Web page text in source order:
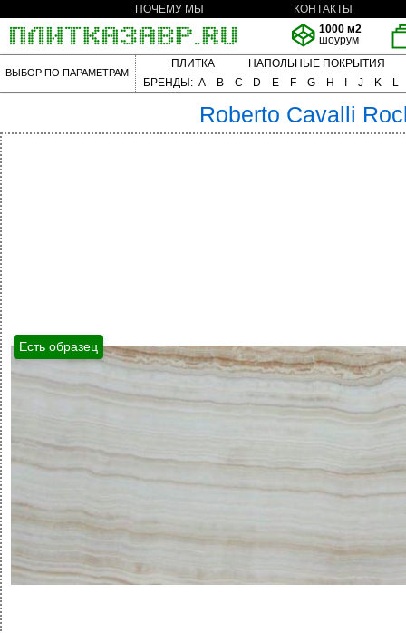
ПОЧЕМУ МЫ
КОНТАКТЫ
1000 м2
шоурум
ВЫБОР ПО ПАРАМЕТРАМ
ПЛИТКА
НАПОЛЬНЫЕ ПОКРЫТИЯ
БРЕНДЫ: A B C D E F G H J K L
Roberto Cavalli
Есть образец